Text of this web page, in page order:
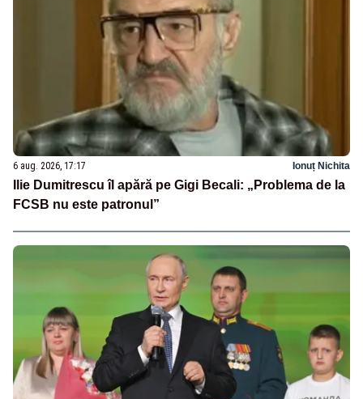
6 aug. 2026, 17:17 Ionuț Nichita
Ilie Dumitrescu îl apără pe Gigi Becali: „Problema de la
FCSB nu este patronul”